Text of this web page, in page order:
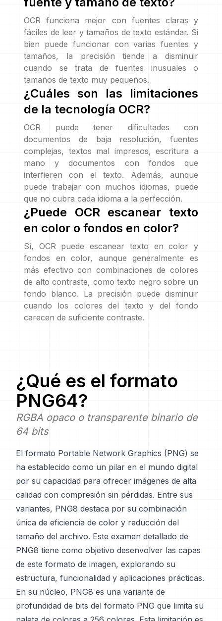
OCR funciona mejor con fuentes claras y
fáciles de leer y tamaños de texto estándar. Si
bien puede funcionar con varias fuentes y
tamaños, la precisión tiende a disminuir
cuando se trata de fuentes inusuales o
tamaños de texto muy pequeños.
¿Cuáles son las limitaciones
de la tecnología OCR?
OCR puede tener dificultades con
documentos de baja resolución, fuentes
complejas, textos mal impresos, escritura a
mano y documentos con fondos que
interfieren con el texto. Además, aunque
puede trabajar con muchos idiomas, puede
que no cubra cada idioma a la perfección.
¿Puede OCR escanear texto
en color o fondos en color?
Sí, OCR puede escanear texto en color y
fondos en color, aunque generalmente es
más efectivo con combinaciones de colores
de alto contraste, como texto negro sobre un
fondo blanco. La precisión puede disminuir
cuando los colores del texto y del fondo
carecen de suficiente contraste.
¿Qué es el formato
PNG64?
RGBA opaco o transparente binario de
64 bits
El formato Portable Network Graphics (PNG) se
ha establecido como un pilar en el mundo digital
por su capacidad para ofrecer imágenes de alta
calidad con compresión sin pérdidas. Entre sus
variantes, PNG8 destaca por su combinación
única de eficiencia de color y reducción del
tamaño del archivo. Este examen detallado de
PNG8 tiene como objetivo desenvolver las capas
de este formato de imagen, explorando su
estructura, funcionalidad y aplicaciones prácticas.
En su núcleo, PNG8 es una variante de
profundidad de bits del formato PNG que limita su